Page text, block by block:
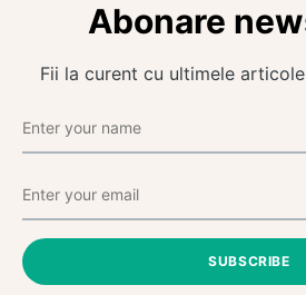
Abonare
Fii la curent cu ultimele
SUBSCRIBE